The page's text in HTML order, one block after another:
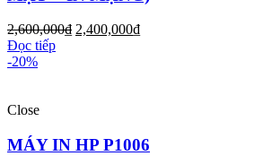
2,600,000₫ 2,400,000₫
Đọc tiếp
-20%
Close
MÁY IN HP P1006